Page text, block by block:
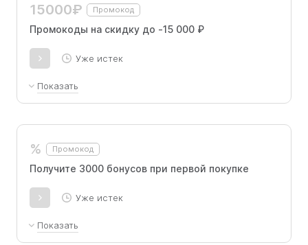
15000₽ Промокод
Промокоды на скидку до -15 000 ₽
Уже истек
Показать
% Промокод
Получите 3000 бонусов при первой покупке
Уже истек
Показать